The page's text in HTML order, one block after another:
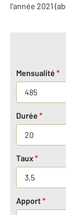
l'année 2021
Mensualité *
Durée *
Taux*
Apport*